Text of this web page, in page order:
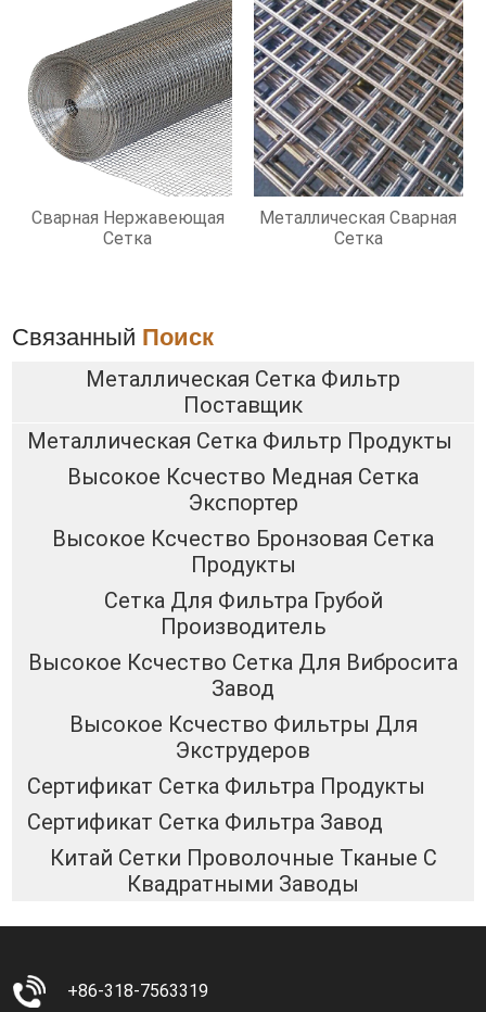
Сварная Нержавеющая
Сетка
Металлическая Сварная
Сетка
Связанный Поиск
Металлическая Сетка Фильтр
Поставщик
Металлическая Сетка Фильтр Продукты
Высокое Ксчество Медная Сетка
Экспортер
Высокое Ксчество Бронзовая Сетка
Продукты
Сетка Для Фильтра Грубой
Производитель
Высокое Ксчество Сетка Для Вибросита
Завод
Высокое Ксчество Фильтры Для
Экструдеров
Сертификат Сетка Фильтра Продукты
Сертификат Сетка Фильтра Завод
Китай Сетки Проволочные Тканые С
Квадратными Заводы
+86-318-7563319